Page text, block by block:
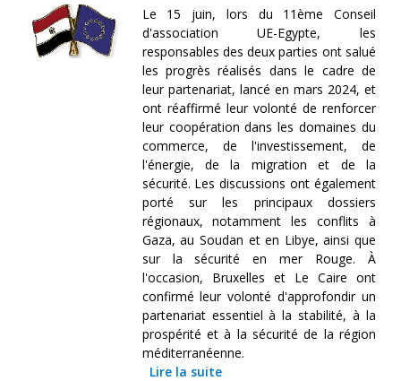
Le 15 juin, lors du 11ème Conseil
d'association UE-Egypte, les
responsables des deux parties ont salué
les progrès réalisés dans le cadre de
leur partenariat, lancé en mars 2024, et
ont réaffirmé leur volonté de renforcer
leur coopération dans les domaines du
commerce, de l'investissement, de
l'énergie, de la migration et de la
sécurité. Les discussions ont également
porté sur les principaux dossiers
régionaux, notamment les conflits à
Gaza, au Soudan et en Libye, ainsi que
sur la sécurité en mer Rouge. À
l'occasion, Bruxelles et Le Caire ont
confirmé leur volonté d'approfondir un
partenariat essentiel à la stabilité, à la
prospérité et à la sécurité de la région
méditerranéenne.
Lire la suite